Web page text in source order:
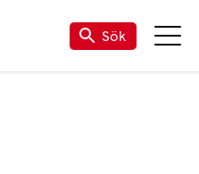
Till vår Facebook-sida
Sök